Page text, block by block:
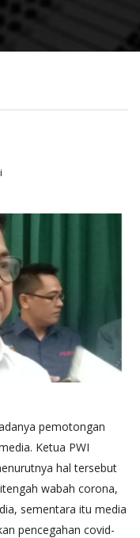
pemotongan
Ketua PWI
hal tersebut
wabah corona,
sementara itu media
pencegahan covid-